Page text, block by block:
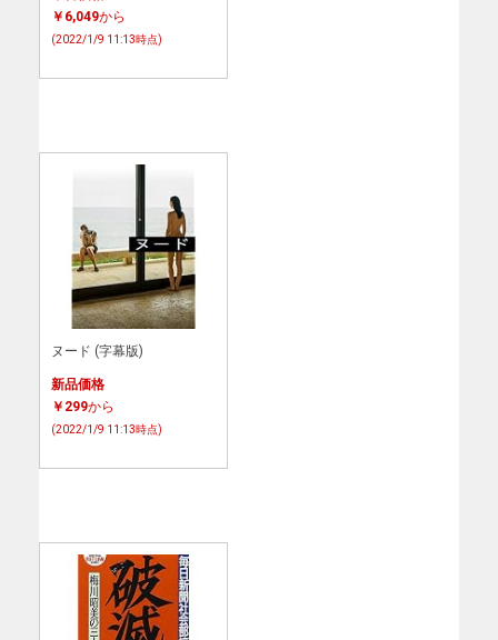
￥6,049から
(2022/1/9 11:13時点)
ヌード (字幕版)
新品価格
￥299から
(2022/1/9 11:13時点)